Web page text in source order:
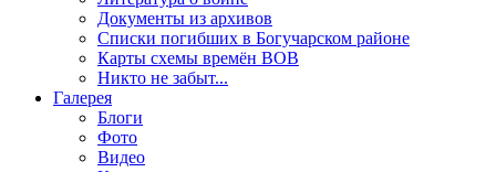
Документы из архивов
Списки погибших в Богучарском районе
Карты схемы времён ВОВ
Никто не забыт...
Галерея
Блоги
Фото
Видео